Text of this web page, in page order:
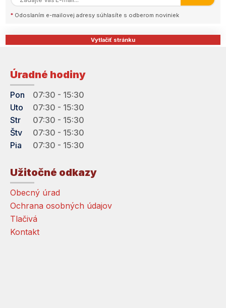
* Odoslaním e-mailovej adresy súhlasíte s odberom noviniek
Vytlačiť stránku
Úradné hodiny
Pon
07:30 - 15:30
Uto
07:30 - 15:30
Str
07:30 - 15:30
Štv
07:30 - 15:30
Pia
07:30 - 15:30
Užitočné odkazy
Obecný úrad
Ochrana osobných údajov
Tlačivá
Kontakt